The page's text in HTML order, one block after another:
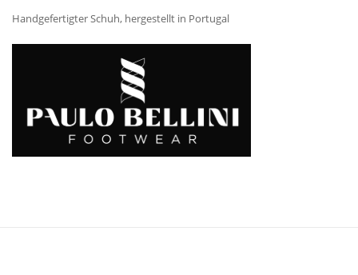
Handgefertigter Schuh, hergestellt in Portugal